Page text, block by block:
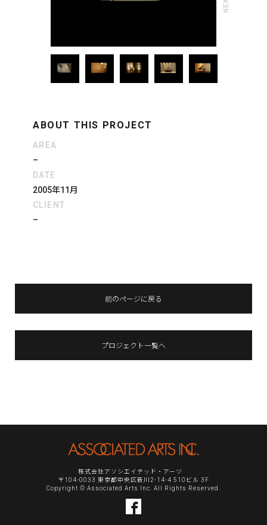
ABOUT THIS PROJECT
AREA
–
DATE
2005年11月
CLIENT
–
前のページに戻る
プロジェクト一覧へ
株式会社アソシエイテッド・アーツ
〒104-0033 東京都中央区新川2-14-4 510ビル 3F
Copyright © Associated Arts Inc. All Rights Reserved.